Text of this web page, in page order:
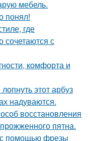
мебель.
понял!
где
сочетаются с
комфорта и
этот арбуз
надуваются.
восстановления
пятна.
помощью фрезы